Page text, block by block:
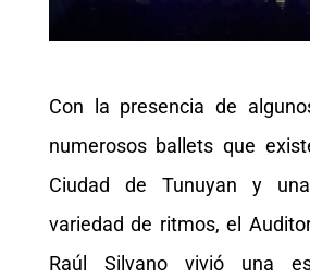
Con la presencia de
numerosos ballets que
Ciudad de Tunuyan y
variedad de ritmos, el
Raúl Silvano vivió una